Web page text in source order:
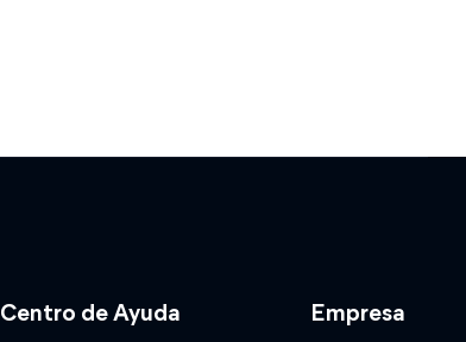
Centro de Ayuda Empresa